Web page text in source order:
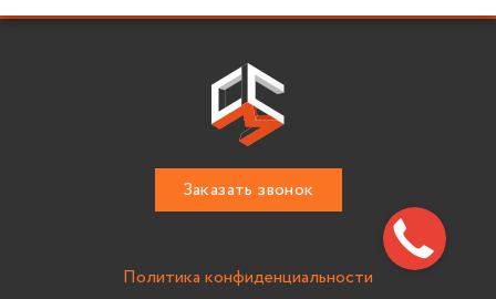
Заказать звонок
Политика конфиденциальности